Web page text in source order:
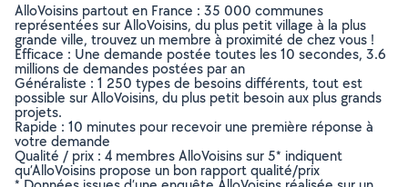
AlloVoisins partout en France : 35 000 communes
représentées sur AlloVoisins, du plus petit village à la plus
grande ville, trouvez un membre à proximité de chez vous !
Efficace : Une demande postée toutes les 10 secondes, 3.6
millions de demandes postées par an
Généraliste : 1 250 types de besoins différents, tout est
possible sur AlloVoisins, du plus petit besoin aux plus grands
projets.
Rapide : 10 minutes pour recevoir une première réponse à
votre demande
Qualité / prix : 4 membres AlloVoisins sur 5* indiquent
qu’AlloVoisins propose un bon rapport qualité/prix